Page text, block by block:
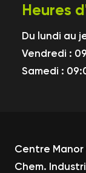
Heures
Du lundi au
Vendredi :
Samedi :
Centre
Chem.